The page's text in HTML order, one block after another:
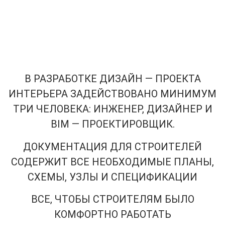
В РАЗРАБОТКЕ ДИЗАЙН — ПРОЕКТА
ИНТЕРЬЕРА ЗАДЕЙСТВОВАНО МИНИМУМ
ТРИ ЧЕЛОВЕКА: ИНЖЕНЕР, ДИЗАЙНЕР И
BIM — ПРОЕКТИРОВЩИК.
ДОКУМЕНТАЦИЯ ДЛЯ СТРОИТЕЛЕЙ
СОДЕРЖИТ ВСЕ НЕОБХОДИМЫЕ ПЛАНЫ,
СХЕМЫ, УЗЛЫ И СПЕЦИФИКАЦИИ
ВСЕ, ЧТОБЫ СТРОИТЕЛЯМ БЫЛО
КОМФОРТНО РАБОТАТЬ